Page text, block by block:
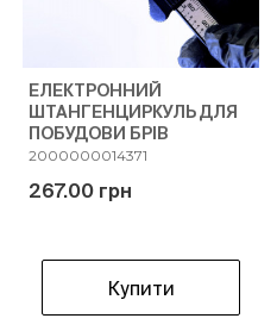
ЕЛЕКТРОННИЙ
ШТАНГЕНЦИРКУЛЬ ДЛЯ
ПОБУДОВИ БРІВ
2000000014371
267.00 грн
Купити